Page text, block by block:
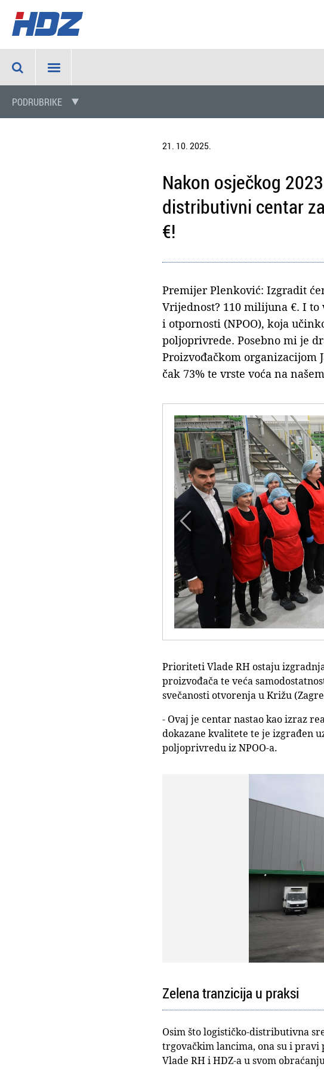
PODRUBRIKE
21. 10. 2025.
Nakon osječkog
distributivni centar
€!
Premijer Plenković: Izgradit
Vrijednost? 110 milijuna €. I
i otpornosti (NPOO), koja
poljoprivrede. Posebno mi je
Proizvođačkom organizacijom
čak 73% te vrste voća na

Prioriteti Vlade RH ostaju
proizvođača te veća
svečanosti otvorenja u Križu
- Ovaj je centar nastao kao izraz
dokazane kvalitete te je izgrađen
poljoprivredu iz NPOO-a.
Zelena tranzicija u praksi
Osim što logističko-distributivna
trgovačkim lancima, ona su i
Vlade RH i HDZ-a u svom